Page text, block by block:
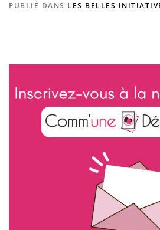
PUBLIÉ DANS LES BELLES